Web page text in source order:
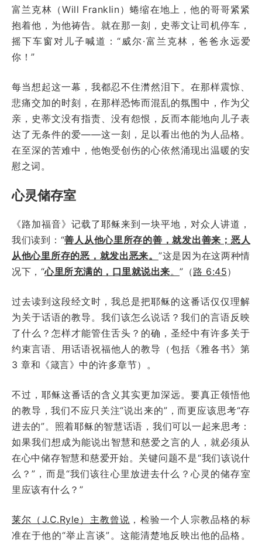
富兰克林（Will Franklin）蜷缩在地上，他的哥哥紧紧
抱着他，为他祷告。就在那一刻，史蒂文让司机停车，
摇下车窗对儿子喊道：“威尔·富兰克林，爸爸永远爱
你！”
每当想起这一幕，我都忍不住潸然泪下。在那样震惊、
悲痛交加的时刻，在那样恐怖而混乱的氛围中，作为父
亲，史蒂文没有指责、没有怨恨，反而本能地向儿子表
达了无条件的爱——这一刻，足以看出他的为人品格。
在至深的苦难中，他饱受创伤的心依然涌现出温暖的安
慰之词。
心灵储存室
《路加福音》记载了耶稣来到一块平地，对众人讲道，
我们读到：“善人从他心里所存的善，就发出善来；恶人
从他心里所存的恶，就发出恶来。 ”这是因为在这两种情
况下，“心里所充满的， 口里就说出来。 ”（路 6:45）
过去读到这段经文时，我总是把耶稣的这番话仅仅理解
为关于话语的教导。我们该怎么说话？我们的言语反映
了什么？怎样才能管住舌头？的确，圣经中有许多关于
约束言语、用话语祝福他人的教导（包括《雅各书》第
3 章和《箴言》中的许多章节）。
不过，耶稣这番话的含义其实更加深远。要真正领悟他
的教导，我们不应只关注“说出来的”，而更应该思考“存
进去的”。照着耶稣的智慧话语，我们可以一起来思考：
如果我们想成为能说出智慧和慈爱之言的人，就必须从
在心中储存智慧和慈爱开始。关键问题不是“我们该说什
么？”，而是“我们该往心里放进去什么？心灵的储存室
里应该有什么？”
莱尔（J.C.Ryle）主教曾说 ，检验一个人宗教品格的标
准在于他的“举止言谈”。这能清楚地反映出他的品格。